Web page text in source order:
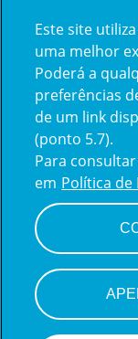
Sistema de
Este site
uma melhor
Poderá a
preferências
de um link
(ponto 5.7).
Para
em Política de